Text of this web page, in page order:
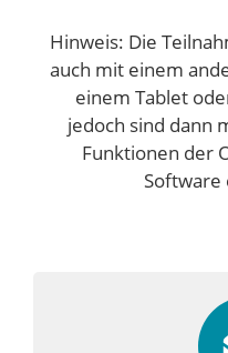
Hinweis: Die
auch mit einem
einem Tablet
jedoch sind dann
Funktionen der
Software